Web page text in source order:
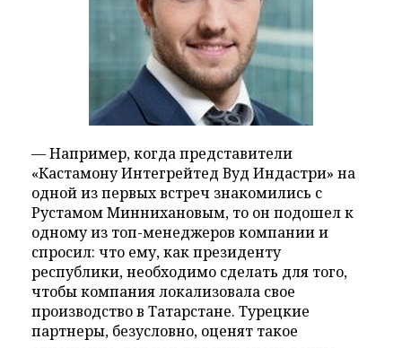
— Например, когда представители
«Кастамону Интегрейтед Вуд Индастри» на
одной из первых встреч знакомились с
Рустамом Миннихановым, то он подошел к
одному из топ-менеджеров компании и
спросил: что ему, как президенту
республики, необходимо сделать для того,
чтобы компания локализовала свое
производство в Татарстане. Турецкие
партнеры, безусловно, оценят такое